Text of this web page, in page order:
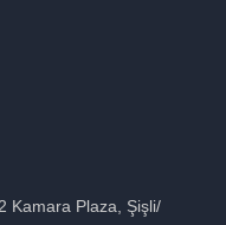
Kamara Plaza, Şişli/